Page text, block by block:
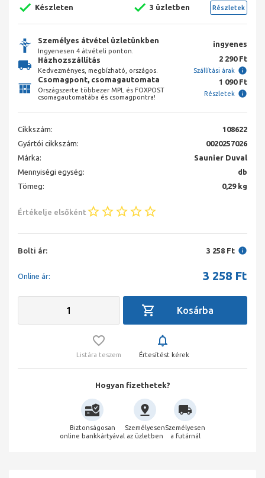
Készleten 3 üzletben Részletek
Személyes átvétel üzletünkben
Ingyenesen 4 átvételi ponton.
ingyenes
Házhozszállítás
Kedvezményes, megbízható, országos.
2 290 Ft
Szállítási árak
Csomagpont, csomagautomata
Országszerte többezer MPL és FOXPOST
csomagautomatába és csomagpontra!
1 090 Ft
Részletek
Cikkszám:
108622
Gyártói cikkszám:
0020257026
Márka:
Saunier Duval
Mennyiségi egység:
db
Tömeg:
0,29 kg
Értékelje elsőként
Bolti ár: 3 258 Ft
Online ár: 3 258 Ft
Listára teszem Értesítést kérek
Hogyan fizethetek?
Biztonságosan
online bankkártyával
Személyesen
az üzletben
Személyesen
a futárnál